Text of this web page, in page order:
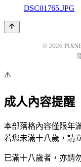
DSC01765.JPG
© 2026
⚠️
成人內容提醒
本部落格內容僅限年
若您未滿十八歲，請
已滿十八歲者，亦請